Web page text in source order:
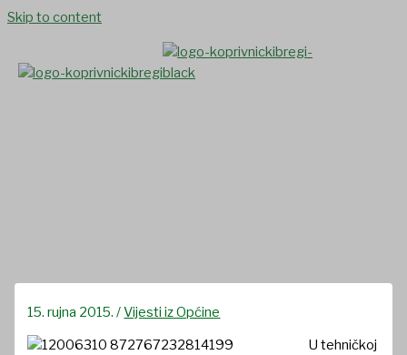
Skip to content
15. rujna 2015./Vijesti iz Općine
U tehničkoj